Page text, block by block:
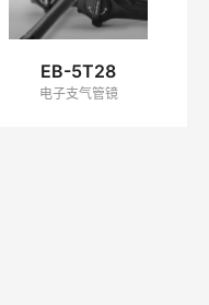
EB-5T28
电子支气管镜